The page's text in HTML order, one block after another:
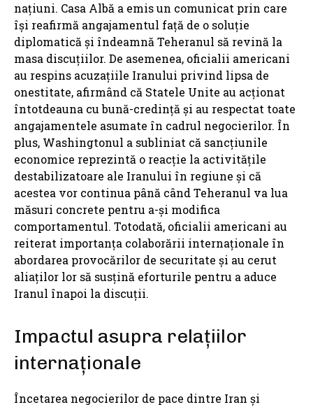
națiuni. Casa Albă a emis un comunicat prin care
își reafirmă angajamentul față de o soluție
diplomatică și îndeamnă Teheranul să revină la
masa discuțiilor. De asemenea, oficialii americani
au respins acuzațiile Iranului privind lipsa de
onestitate, afirmând că Statele Unite au acționat
întotdeauna cu bună-credință și au respectat toate
angajamentele asumate în cadrul negocierilor. În
plus, Washingtonul a subliniat că sancțiunile
economice reprezintă o reacție la activitățile
destabilizatoare ale Iranului în regiune și că
acestea vor continua până când Teheranul va lua
măsuri concrete pentru a-și modifica
comportamentul. Totodată, oficialii americani au
reiterat importanța colaborării internaționale în
abordarea provocărilor de securitate și au cerut
aliaților lor să susțină eforturile pentru a aduce
Iranul înapoi la discuții.
Impactul asupra relațiilor
internaționale
Încetarea negocierilor de pace dintre Iran și